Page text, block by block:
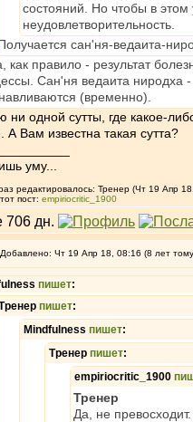
состояний. Но чтобы в этом
неудовлетворительность.
сан'ня-ведаита-
как правило - результат
Сан'ня ведаита ниродха
(временно).
ни одной сутты, где какое-
А Вам известна такая сутта?
уму...
редактировалось: Тренер (Чт 19 Апр
пост: empiriocritic_1900
Добавлено: Чт 19 Апр 18, 08:16 (8 лет
пишет:
пишет:
Mindfulness пишет:
Тренер пишет:
empiriocritic_1900
Тренер
Да, не